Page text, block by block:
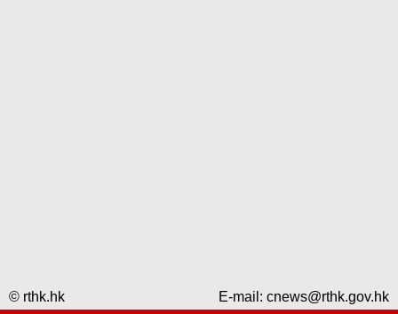
© rthk.hk E-mail: cnews@rthk.gov.hk